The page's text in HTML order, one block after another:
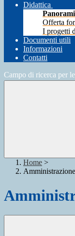
Didattica
Offerta
I progetti
Documenti utili
Informazioni
Contatti
Campo di ricerca per
Home >